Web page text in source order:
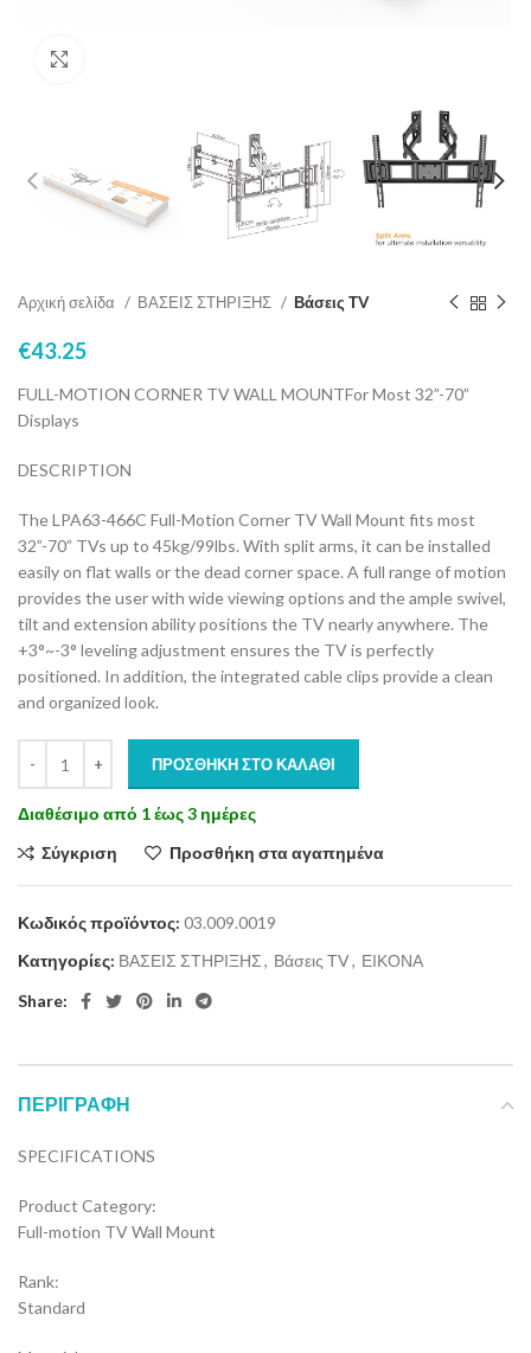
Αρχική σελίδα ΒΑΣΕΙΣ ΣΤΗΡΙΞΗΣ Βάσεις ΤV
€43.25
FULL-MOTION CORNER TV WALL MOUNTFor Most 32”-70”
Displays
DESCRIPTION
The LPA63-466C Full-Motion Corner TV Wall Mount fits most
32”-70” TVs up to 45kg/99lbs. With split arms, it can be installed
easily on flat walls or the dead corner space. A full range of motion
provides the user with wide viewing options and the ample swivel,
tilt and extension ability positions the TV nearly anywhere. The
+3°~-3° leveling adjustment ensures the TV is perfectly
positioned. In addition, the integrated cable clips provide a clean
and organized look.
ΠΡΟΣΘΉΚΗ ΣΤΟ ΚΑΛΆΘΙ
Διαθέσιμο από 1 έως 3 ημέρες
Σύγκριση
Προσθήκη στα αγαπημένα
Κωδικός προϊόντος: 03.009.0019
Κατηγορίες: ΒΑΣΕΙΣ ΣΤΗΡΙΞΗΣ, Βάσεις ΤV, ΕΙΚΟΝΑ
Share:
ΠΕΡΙΓΡΑΦΉ
SPECIFICATIONS
Product Category:
Full-motion TV Wall Mount
Rank:
Standard